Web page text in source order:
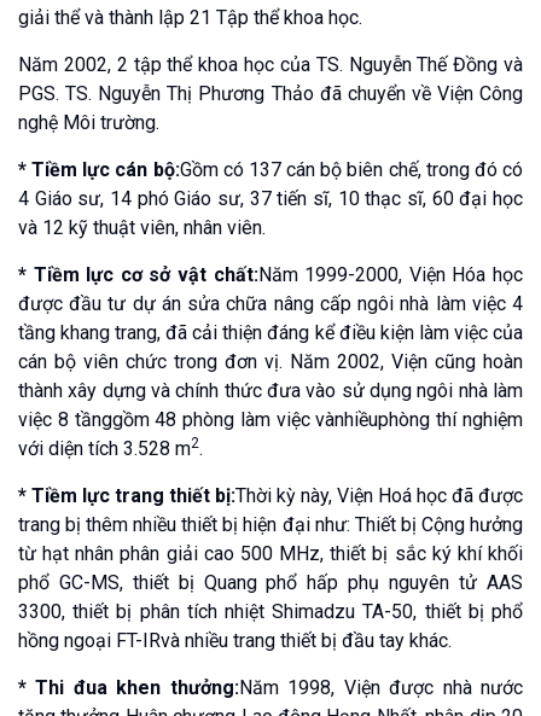
giải thể và thành lập 21 Tập thể khoa học.
Năm 2002, 2 tập thể khoa học của TS. Nguyễn Thế Đồng và
PGS. TS. Nguyễn Thị Phương Thảo đã chuyển về Viện Công
nghệ Môi trường.
* Tiềm lực cán bộ:Gồm có 137 cán bộ biên chế, trong đó có
4 Giáo sư, 14 phó Giáo sư, 37 tiến sĩ, 10 thạc sĩ, 60 đại học
và 12 kỹ thuật viên, nhân viên.
* Tiềm lực cơ sở vật chất:Năm 1999-2000, Viện Hóa học
được đầu tư dự án sửa chữa nâng cấp ngôi nhà làm việc 4
tầng khang trang, đã cải thiện đáng kể điều kiện làm việc của
cán bộ viên chức trong đơn vị. Năm 2002, Viện cũng hoàn
thành xây dựng và chính thức đưa vào sử dụng ngôi nhà làm
việc 8 tầnggồm 48 phòng làm việc vànhiềuphòng thí nghiệm
với diện tích 3.528 m2.
* Tiềm lực trang thiết bị:Thời kỳ này, Viện Hoá học đã được
trang bị thêm nhiều thiết bị hiện đại như: Thiết bị Cộng hưởng
từ hạt nhân phân giải cao 500 MHz, thiết bị sắc ký khí khối
phổ GC-MS, thiết bị Quang phổ hấp phụ nguyên tử AAS
3300, thiết bị phân tích nhiệt Shimadzu TA-50, thiết bị phổ
hồng ngoại FT-IRvà nhiều trang thiết bị đầu tay khác.
* Thi đua khen thưởng:Năm 1998, Viện được nhà nước